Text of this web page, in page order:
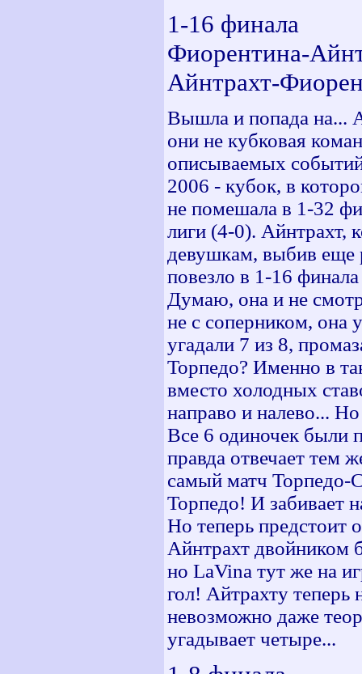
1-16 финала
Фиорентина-
Айнтрахт-
Вышла и попада на...
они не кубковая
описываемых
2006 - кубок, в
не помешала в 1-32
лиги (4-0). Айнтрахт,
девушкам, выбив еще
повезло в 1-16
Думаю, она и не
не с соперником, она
угадали 7 из 8,
Торпедо? Именно в
вместо холодных
направо и налево...
Все 6 одиночек были
правда отвечает тем
самый матч Торпедо-
Торпедо! И забивает
Но теперь предстоит
Айнтрахт двойником
но LaVina тут же на
гол! Айтрахту теперь
невозможно даже
угадывает четыре...